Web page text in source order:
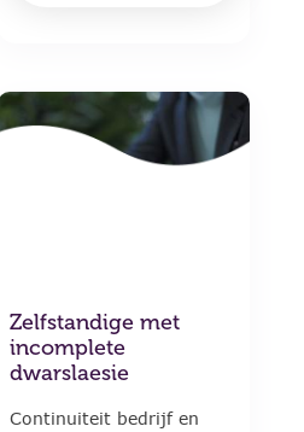
Zelfstandige met
incomplete
dwarslaesie
Continuiteit bedrijf en